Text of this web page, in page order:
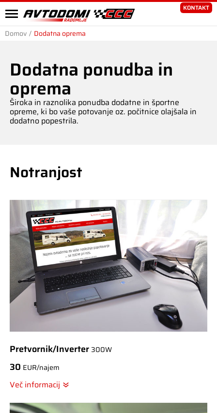
KONTAKT
Domov / Dodatna oprema
Dodatna ponudba in
oprema
Široka in raznolika ponudba dodatne in športne
opreme, ki bo vaše potovanje oz. počitnice olajšala in
dodatno popestrila.
Notranjost
Pretvornik/Inverter300W
30 EUR/najem
Več informacij